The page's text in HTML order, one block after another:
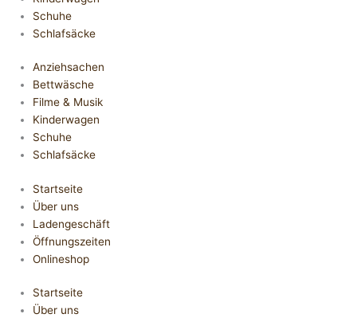
Schuhe
Schlafsäcke
Anziehsachen
Bettwäsche
Filme & Musik
Kinderwagen
Schuhe
Schlafsäcke
Startseite
Über uns
Ladengeschäft
Öffnungszeiten
Onlineshop
Startseite
Über uns